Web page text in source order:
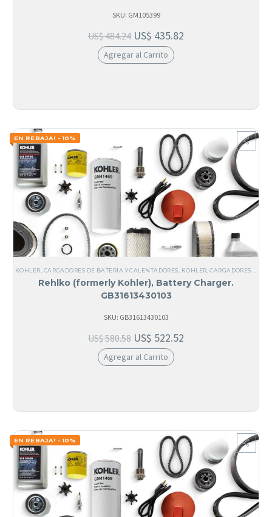
SKU: GM105399
US$484.24 US$ 435.82
Agregar al Carrito
EN REBAJA! - 10%
KOHLER CARGADORES DE BATERÍA Y CALENTADORES KOHLER ,CARGADORES DE BATERÍA
Rehlko (formerly Kohler), Battery Charger.
GB31613430103
SKU: GB31613430103
US$580.58 US$ 522.52
Agregar al Carrito
EN REBAJA! - 10%